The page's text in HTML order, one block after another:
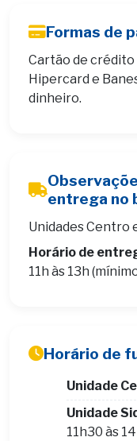
Formas de
Cartão de crédito
Hipercard e
dinheiro.
entrega no
Unidades Centro
Horário de
11h às 13h
Horário de
Unidade
Unidade
11h30 às